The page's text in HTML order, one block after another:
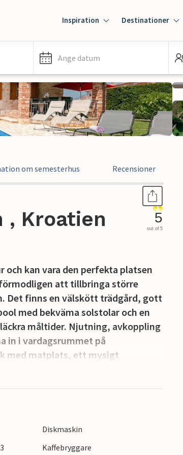
Inspiration Destinationer
Ange datum
om semesterhus Recensioner
, Kroatien 5
out of 5
och kan vara den perfekta platsen
att tillbringa större
Det finns en välskött trädgård, gott
med bekväma solstolar och en
måltider. Njutning, avkoppling
in i vardagsrummet på
med matplats, ett mysigt
ett sovrum med dubbelsäng.
andra sovrummet har också en
en dubbelsäng. Besökare har
Diskmaskin
Kaffebryggare